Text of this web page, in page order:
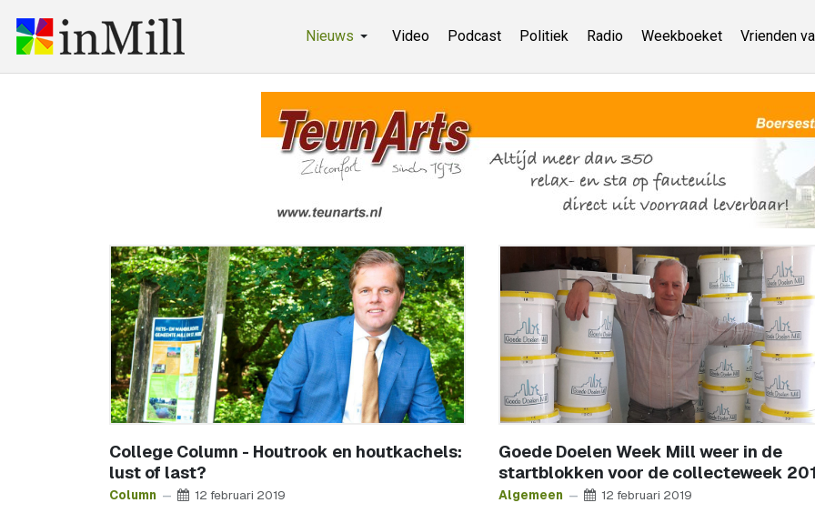
Nieuws Video Podcast Politiek Radio Weekboeket Vrienden
College Column - Houtrook en houtkachels:
lust of last?
Column 12 februari 2019
Goede Doelen Week Mill weer in de
startblokken voor de collecteweek
Algemeen 12 februari 2019